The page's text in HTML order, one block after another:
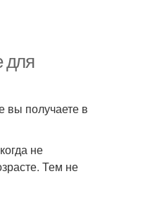
для
вы получаете в
не
Тем не